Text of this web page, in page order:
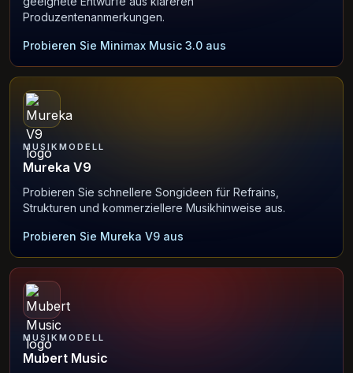
Produzentenanmerkungen.
Probieren Sie Minimax Music 3.0 aus
MUSIKMODELL
Mureka V9
Probieren Sie schnellere Songideen für Refrains,
Strukturen und kommerziellere Musikhinweise aus.
Probieren Sie Mureka V9 aus
MUSIKMODELL
Mubert Music